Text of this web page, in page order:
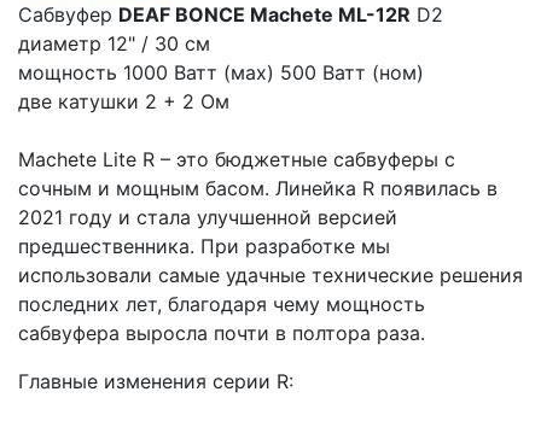
Сабвуфер DEAF BONCE Machete ML-12R D2
диаметр 12" / 30 см
мощность 1000 Ватт (мах) 500 Ватт (ном)
две катушки 2 + 2 Ом
Machete Lite R – это бюджетные сабвуферы с
сочным и мощным басом. Линейка R появилась в
2021 году и стала улучшенной версией
предшественника. При разработке мы
использовали самые удачные технические решения
последних лет, благодаря чему мощность
сабвуфера выросла почти в полтора раза.
Главные изменения серии R: